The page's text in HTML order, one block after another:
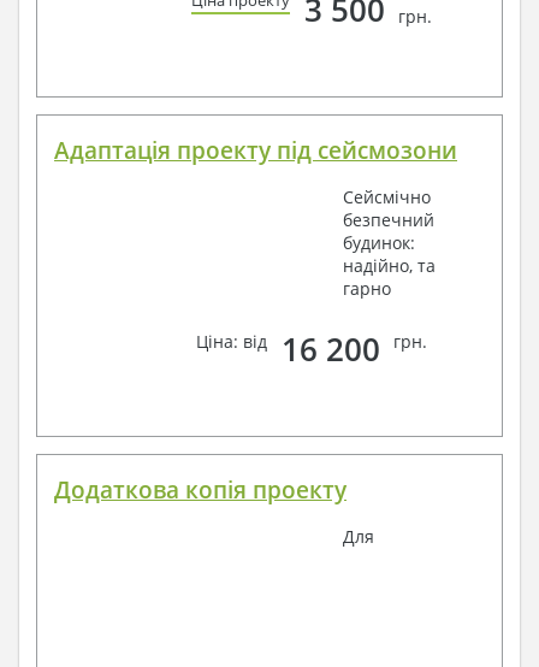
3 500 грн.
Адаптація проекту під сейсмозони
Сейсмічно
безпечний
будинок:
надійно, та
гарно
Ціна: від 16 200 грн.
Додаткова копія проекту
Для